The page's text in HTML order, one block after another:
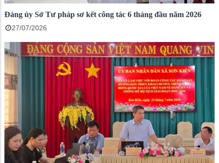
Đảng ủy Sở Tư pháp sơ kết công tác 6 tháng đầu năm 2026
27/07/2026